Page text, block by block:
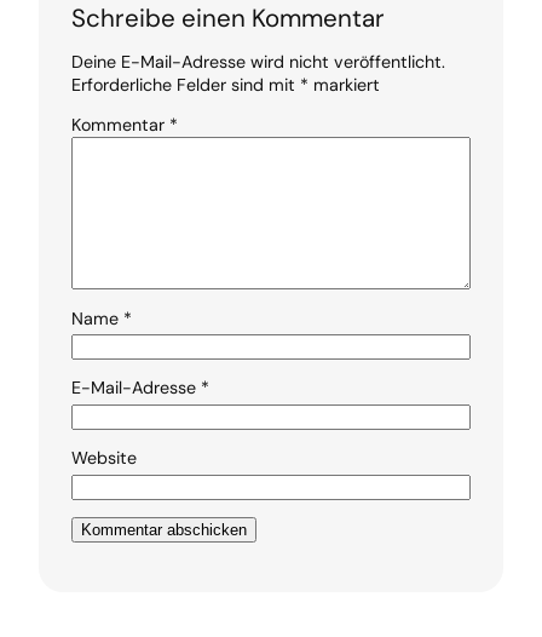
Schreibe einen Kommentar
Deine E-Mail-Adresse wird nicht veröffentlicht.
Erforderliche Felder sind mit * markiert
Kommentar *
Name *
E-Mail-Adresse *
Website